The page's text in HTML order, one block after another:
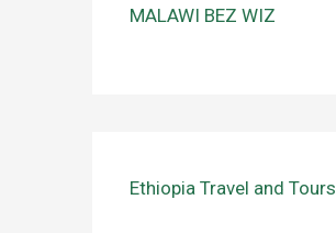
MALAWI BEZ WIZ
Ethiopia Travel and Tours